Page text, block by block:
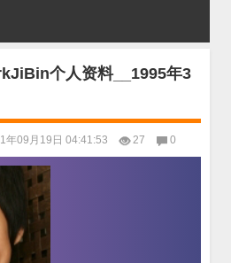
个人资料__1995年3
年09月19日 04:41:53 27 0